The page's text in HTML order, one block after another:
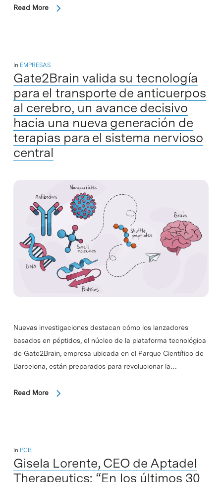
Read More
In EMPRESAS
Gate2Brain valida su tecnología
para el transporte de anticuerpos
al cerebro, un avance decisivo
hacia una nueva generación de
terapias para el sistema nervioso
central
Nuevas investigaciones destacan cómo los lanzadores
basados en péptidos, el núcleo de la plataforma tecnológica
de Gate2Brain, empresa ubicada en el Parque Científico de
Barcelona, están preparados para revolucionar la…
Read More
In PCB
Gisela Lorente, CEO de Aptadel
Therapeutics: “En los últimos 30